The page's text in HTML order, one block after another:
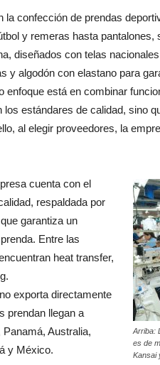
la confección de prendas
y remeras hasta
diseñados con telas
y algodón con elastano para
enfoque está en combinar
estándares de calidad, sino
al elegir proveedores, la
Arriba:
es de
Kansai
cuenta con el
respaldada por
garantiza un
Entre las
heat transfer,
exporta directamente
prendan llegan a
Australia,
y México.